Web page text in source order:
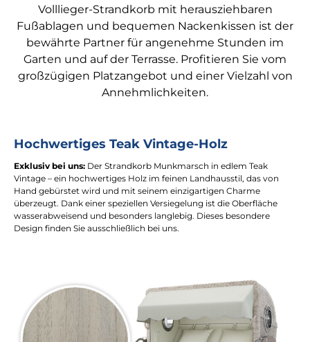
Volllieger-Strandkorb mit herausziehbaren
Fußablagen und bequemen Nackenkissen ist der
bewährte Partner für angenehme Stunden im
Garten und auf der Terrasse. Profitieren Sie vom
großzügigen Platzangebot und einer Vielzahl von
Annehmlichkeiten.
Hochwertiges Teak Vintage-Holz
Exklusiv bei uns: Der Strandkorb Munkmarsch in edlem Teak
Vintage – ein hochwertiges Holz im feinen Landhausstil, das von
Hand gebürstet wird und mit seinem einzigartigen Charme
überzeugt. Dank einer speziellen Versiegelung ist die Oberfläche
wasserabweisend und besonders langlebig. Dieses besondere
Design finden Sie ausschließlich bei uns.